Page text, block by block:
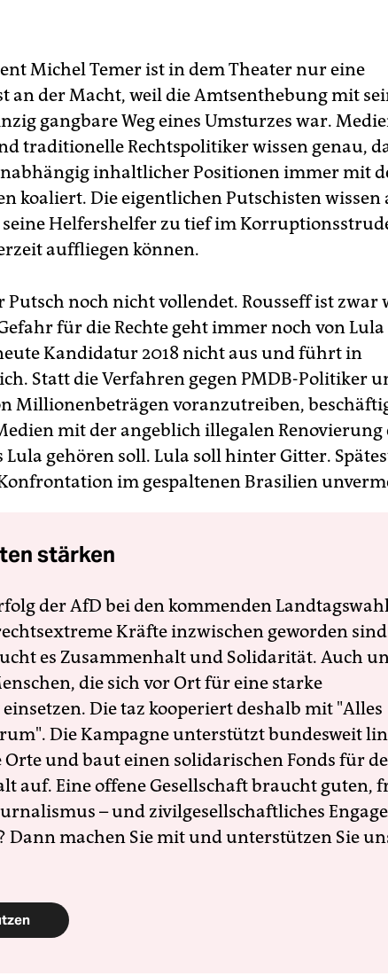
Michel Temer ist in dem Theater nur eine
an der Macht, weil die Amtsenthebung mit
gangbare Weg eines Umsturzes war.
traditionelle Rechtspolitiker wissen genau,
inhaltlicher Positionen immer mit
koaliert. Die eigentlichen Putschisten wissen
seine Helfershelfer zu tief im
auffliegen können.
Putsch noch nicht vollendet. Rousseff ist zwar
für die Rechte geht immer noch von Lula
Kandidatur 2018 nicht aus und führt in
Statt die Verfahren gegen PMDB-Politiker
Millionenbeträgen voranzutreiben,
mit der angeblich illegalen Renovierung
Lula gehören soll. Lula soll hinter Gitter.
im gespaltenen Brasilien
stärken
der AfD bei den kommenden
Kräfte inzwischen geworden
es Zusammenhalt und Solidarität. Auch
die sich vor Ort für eine starke
Die taz kooperiert deshalb mit "Alles
Die Kampagne unterstützt bundesweit
Orte und baut einen solidarischen Fonds für
auf. Eine offene Gesellschaft braucht guten,
– und zivilgesellschaftliches
Dann machen Sie mit und unterstützen Sie